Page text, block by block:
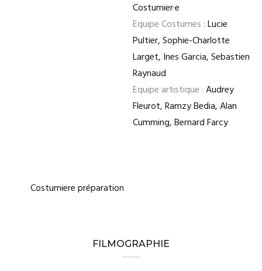
Costumier·e
Equipe Costumes :Lucie
Pultier, Sophie-Charlotte
Larget, Ines Garcia, Sebastien
Raynaud
Equipe artistique :Audrey
Fleurot, Ramzy Bedia, Alan
Cumming, Bernard Farcy
Costumiere préparation
FILMOGRAPHIE